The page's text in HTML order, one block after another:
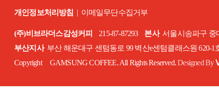
개인정보처리방침 | 이메일무단수집거부
(주)비브라더스감성커피 215-87-87293 본사서울시송파구 중
부산지사부산 해운대구 센텀동로 99 벽산e센텀클래스원 620-1
Copyright GAMSUNG COFFEE. All Rights Reserved.Designed By